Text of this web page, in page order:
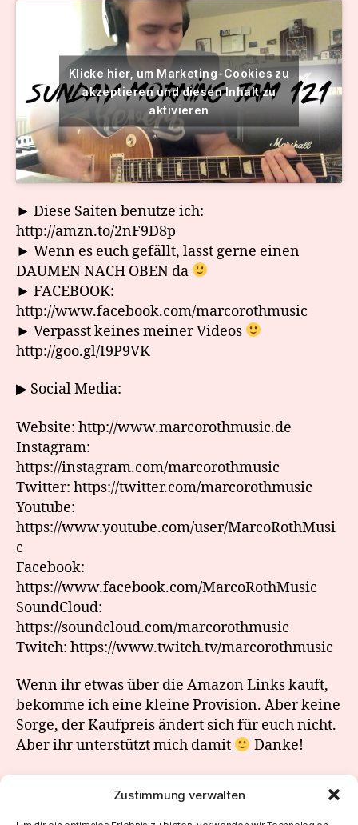
Zustimmung verwalten
Klicke hier, um Marketing-Cookies zu
akzeptieren und diesen Inhalt zu
aktivieren
► Diese Saiten benutze ich:
http://amzn.to/2nF9D8p
► Wenn es euch gefällt, lasst gerne einen
DAUMEN NACH OBEN da
► FACEBOOK:
http://www.facebook.com/marcorothmusic
► Verpasst keines meiner Videos
http://goo.gl/I9P9VK
▶ Social Media:
Website: http://www.marcorothmusic.de
Instagram:
https://instagram.com/marcorothmusic
Twitter: https://twitter.com/marcorothmusic
Youtube:
https://www.youtube.com/user/MarcoRothMusi
c
Facebook:
https://www.facebook.com/MarcoRothMusic
SoundCloud:
https://soundcloud.com/marcorothmusic
Twitch: https://www.twitch.tv/marcorothmusic
Wenn ihr etwas über die Amazon Links kauft,
bekomme ich eine kleine Provision. Aber keine
Sorge, der Kaufpreis ändert sich für euch nicht.
Aber ihr unterstützt mich damit
Danke!